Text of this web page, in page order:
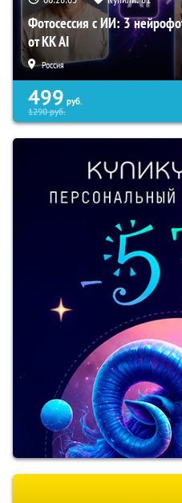
Фотосессия с ИИ: 3
от KK AI
Россия
499 руб.
1290руб.